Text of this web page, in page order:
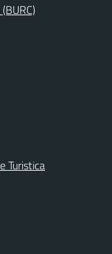
Turistica